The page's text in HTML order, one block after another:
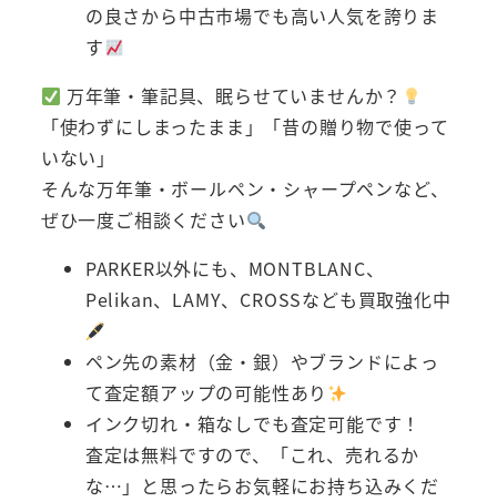
の良さから中古市場でも高い人気を誇りま
す
万年筆・筆記具、眠らせていませんか？
「使わずにしまったまま」「昔の贈り物で使って
いない」
そんな万年筆・ボールペン・シャープペンなど、
ぜひ一度ご相談ください
PARKER以外にも、MONTBLANC、
Pelikan、LAMY、CROSSなども買取強化中
ペン先の素材（金・銀）やブランドによっ
て査定額アップの可能性あり
インク切れ・箱なしでも査定可能です！
査定は無料ですので、「これ、売れるか
な…」と思ったらお気軽にお持ち込みくだ